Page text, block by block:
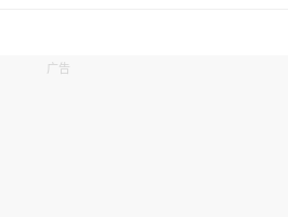
广告